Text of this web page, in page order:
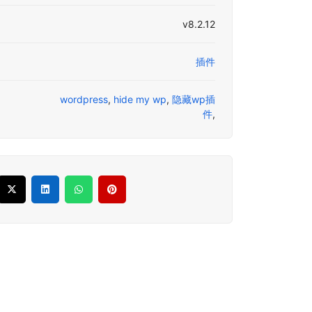
v8.2.12
插件
wordpress, hide my wp, 隐藏wp插
件,